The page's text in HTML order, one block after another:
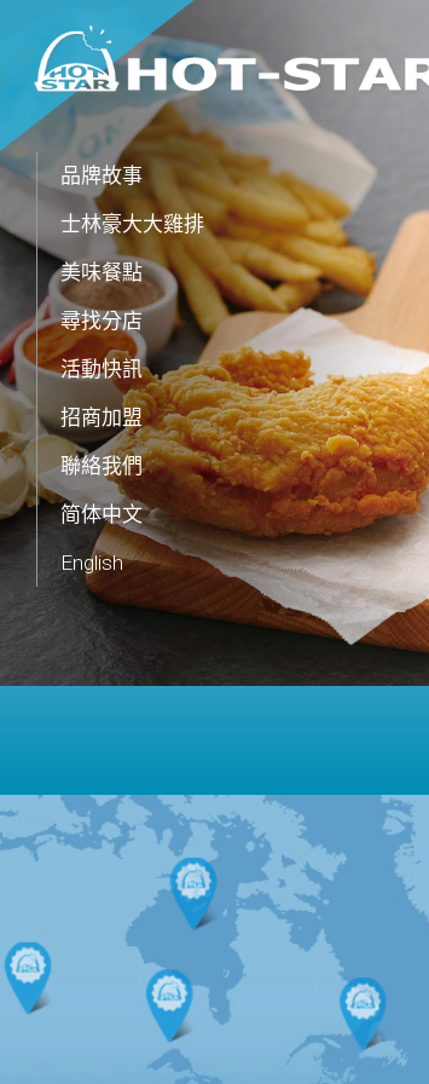
品牌故事
士林豪大大雞排
美味餐點
尋找分店
活動快訊
招商加盟
聯絡我們
简体中文
English